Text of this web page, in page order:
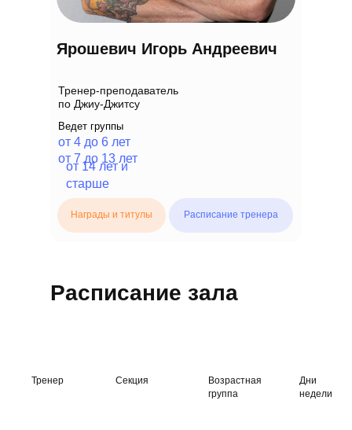
от 7 до 13 лет
от 4 до 6 лет
Ведет группы
Тренер-преподаватель
по Джиу-Джитсу
Ярошевич Игорь Андреевич
Расписание тренера
Награды и титулы
от 14 лет и
старше
Расписание зала
Тренер Секция
Возрастная
группа
Дни
недели